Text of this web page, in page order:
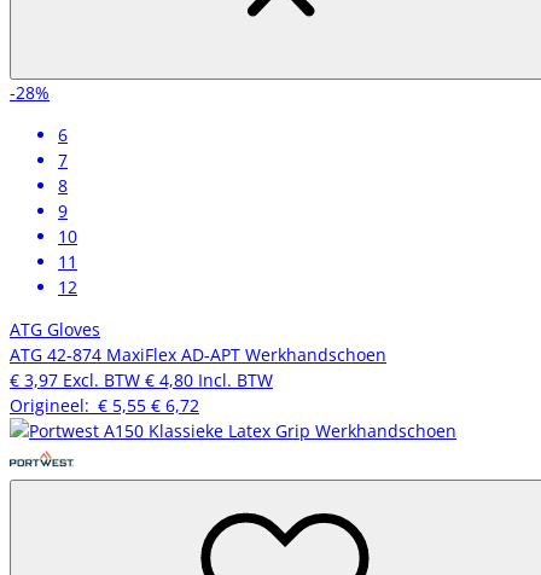
-28%
6
7
8
9
10
11
12
ATG Gloves
ATG 42-874 MaxiFlex AD-APT Werkhandschoen
€ 3,97 Excl. BTW € 4,80 Incl. BTW
Origineel: € 5,55 € 6,72